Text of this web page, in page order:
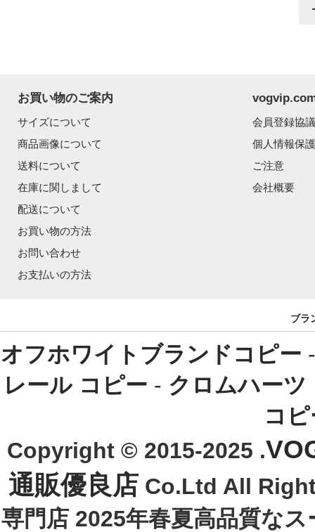
お買い物のご案内
サイズについて
商品画像について
送料について
在庫に関しまして
配送について
お買い物の方法
お問い合わせ
お支払いの方法
会員登録協
個人情報保
ご注意
会社概要
ブラ
オフホワイトブランドコピー
レール コピー - クロムハーツ
コ
Copyright © 2015-2025 .
通販優良店 Co.Ltd All
専門店 2025年春夏高品質な